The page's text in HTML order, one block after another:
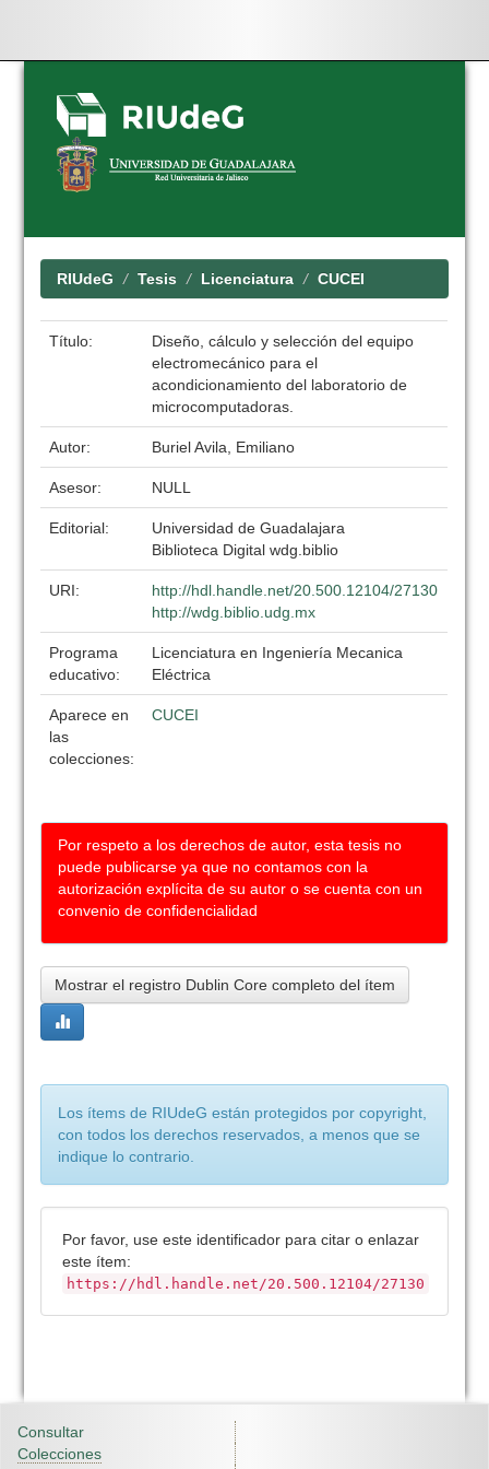
Skip
navigation
RIUdeG Tesis Licenciatura CUCEI
Título:
Diseño, cálculo y selección del equipo
electromecánico para el
acondicionamiento del laboratorio de
microcomputadoras.
Autor: Buriel Avila, Emiliano
Asesor: NULL
Editorial:
Universidad de Guadalajara
Biblioteca Digital wdg.biblio
URI:
http://hdl.handle.net/20.500.12104/27130
http://wdg.biblio.udg.mx
Programa
educativo:
Licenciatura en Ingeniería Mecanica
Eléctrica
Aparece en
las
colecciones:
CUCEI
Por respeto a los derechos de autor, esta tesis no
puede publicarse ya que no contamos con la
autorización explícita de su autor o se cuenta con un
convenio de confidencialidad
Mostrar el registro Dublin Core completo del ítem
Los ítems de RIUdeG están protegidos por copyright,
con todos los derechos reservados, a menos que se
indique lo contrario.
Por favor, use este identificador para citar o enlazar
este ítem:
https://hdl.handle.net/20.500.12104/27130
Consultar
Colecciones